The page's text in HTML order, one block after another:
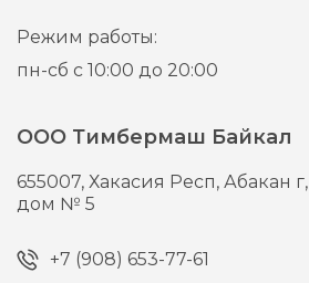
Режим работы:
пн-сб с 10:00 до 20:00
ООО Тимбермаш Байкал
655007,Хакасия Респ, Абакан г,
дом № 5
+7 (908) 653-77-61